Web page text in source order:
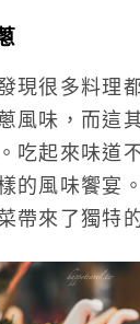
現很多料理
風味，而這
吃起來味道
的風味饗宴
帶來了獨特